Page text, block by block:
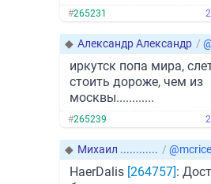
#265231
◆ Александр Александр /
иркутск попа мира,
стоить дороже, чем из
москвы............
#265239
◆ Михаил ............ / @mcrice
HaerDalis [264757]: